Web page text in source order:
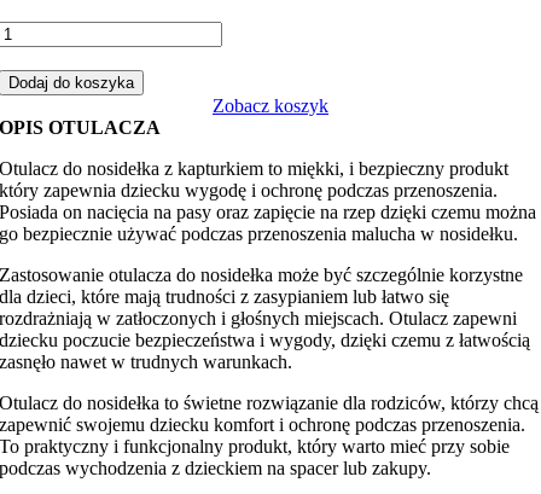
Dodaj do koszyka
Zobacz koszyk
OPIS OTULACZA
Otulacz do nosidełka z kapturkiem to miękki, i bezpieczny produkt
który zapewnia dziecku wygodę i ochronę podczas przenoszenia.
Posiada on nacięcia na pasy oraz zapięcie na rzep dzięki czemu można
go bezpiecznie używać podczas przenoszenia malucha w nosidełku.
Zastosowanie otulacza do nosidełka może być szczególnie korzystne
dla dzieci, które mają trudności z zasypianiem lub łatwo się
rozdrażniają w zatłoczonych i głośnych miejscach. Otulacz zapewni
dziecku poczucie bezpieczeństwa i wygody, dzięki czemu z łatwością
zasnęło nawet w trudnych warunkach.
Otulacz do nosidełka to świetne rozwiązanie dla rodziców, którzy chcą
zapewnić swojemu dziecku komfort i ochronę podczas przenoszenia.
To praktyczny i funkcjonalny produkt, który warto mieć przy sobie
podczas wychodzenia z dzieckiem na spacer lub zakupy.